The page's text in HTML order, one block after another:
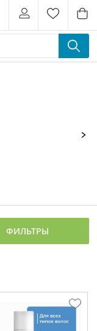
ФИЛЬТРЫ